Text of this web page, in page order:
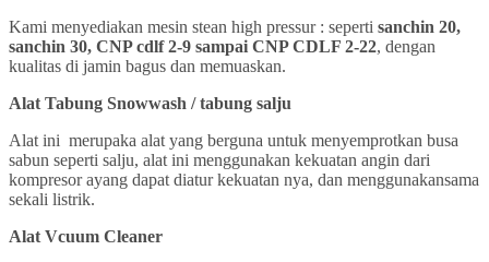
Kami menyediakan mesin stean high pressur : seperti sanchin 20,
sanchin 30, CNP cdlf 2-9 sampai CNP CDLF 2-22, dengan
kualitas di jamin bagus dan memuaskan.
Alat Tabung Snowwash / tabung salju
Alat ini merupaka alat yang berguna untuk menyemprotkan busa
sabun seperti salju, alat ini menggunakan kekuatan angin dari
kompresor ayang dapat diatur kekuatan nya, dan menggunakansama
sekali listrik.
Alat Vcuum Cleaner